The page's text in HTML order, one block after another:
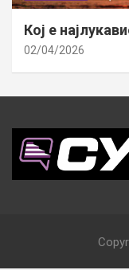
Кој е
02/04/2026